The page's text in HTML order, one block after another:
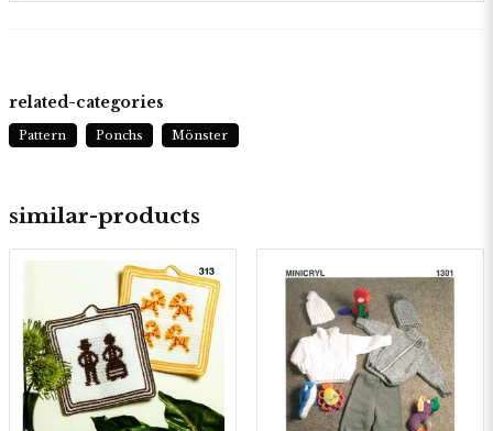
similar-products
related-categories
Pattern Ponchs Mönster